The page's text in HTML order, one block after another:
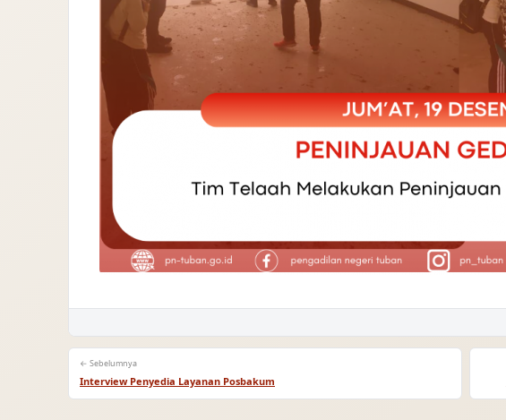
← Sebelumnya
Interview Penyedia Layanan Posbakum